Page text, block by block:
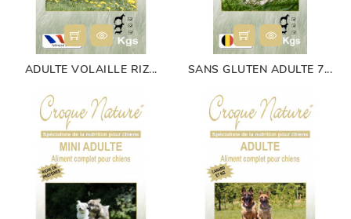
ADULTE VOLAILLE RIZ... SANS GLUTEN ADULTE 7...